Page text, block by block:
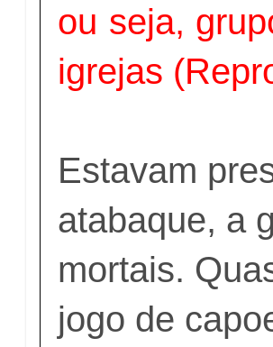
ou seja,
igrejas
Estavam
atabaque, a
mortais.
jogo de